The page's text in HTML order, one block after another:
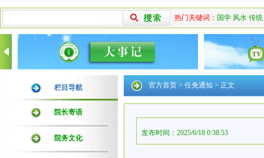
热门关键词： 国学 风水 传统
栏目导航
院长寄语
院务文化
官方首页 > 任免通知 > 正文
发布时间：2025/6/18 0:38:53